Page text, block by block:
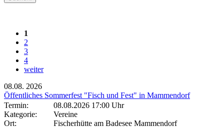
1
2
3
4
weiter
08.08. 2026
Öffentliches Sommerfest "Fisch und Fest" in Mammendorf
Termin:
08.08.2026 17:00 Uhr
Kategorie:
Vereine
Ort:
Fischerhütte am Badesee Mammendorf